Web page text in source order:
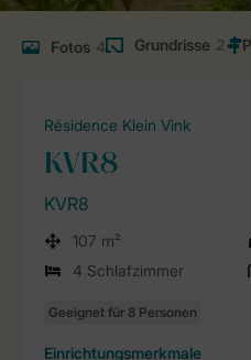
Fotos 4 Grundrisse 2
Résidence Klein Vink
KVR8
KVR8
107 m²
4 Schlafzimmer
Einrichtungsmerkmale